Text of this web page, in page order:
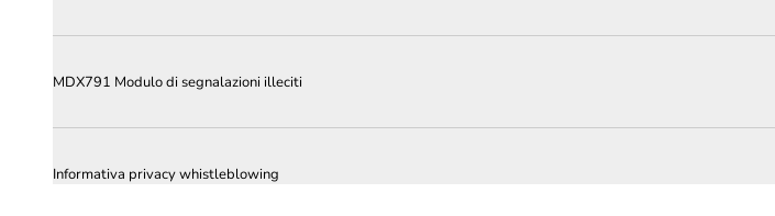
MDX791 Modulo di segnalazioni illeciti
Informativa privacy whistleblowing